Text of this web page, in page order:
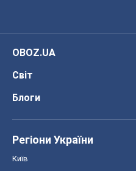
OBOZ.UA
Світ
Блоги
Регіони України
Київ